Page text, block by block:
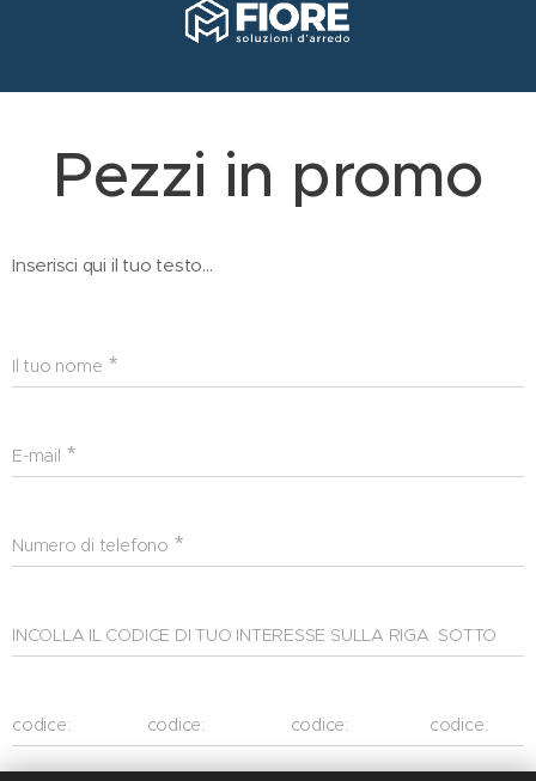
Pezzi in promo
Inserisci qui il tuo testo...
Il tuo nome
E-mail
Numero di telefono
INCOLLA IL CODICE DI TUO INTERESSE SULLA RIGA SOTTO
codice: codice: codice: codice: